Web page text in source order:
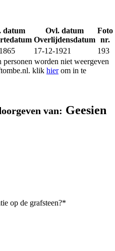
datum
Ovl. datum
Overlijdensdatum
Foto
nr.
17-12-1921
193
personen worden niet weergeven
klik hierom in te
van: Geesien
op de grafsteen?*